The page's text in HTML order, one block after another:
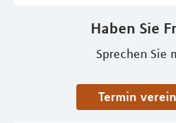
Haben Sie
Sprechen Sie
Termin